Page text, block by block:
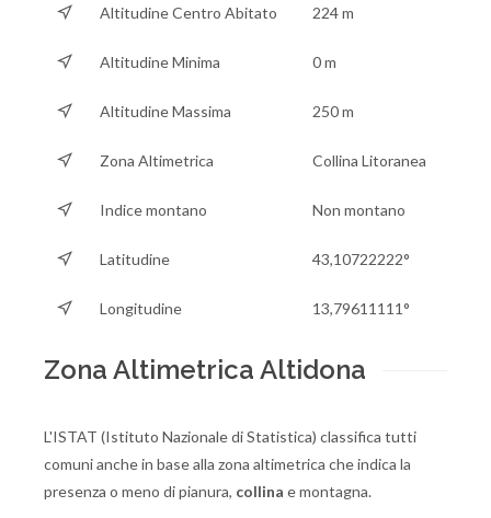
Altitudine Centro Abitato 224 m
Altitudine Minima 0 m
Altitudine Massima 250 m
Zona Altimetrica Collina Litoranea
Indice montano Non montano
Latitudine 43,10722222°
Longitudine 13,79611111°
Zona Altimetrica Altidona
L'ISTAT (Istituto Nazionale di Statistica) classifica tutti
comuni anche in base alla zona altimetrica che indica la
presenza o meno di pianura, collina e montagna.